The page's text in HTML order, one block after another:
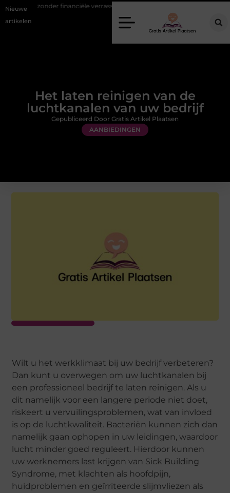
Nieuwe
artikelen
financiële verrassingen Gemiddelde tarieven van een dierenarts in
Het laten reinigen van de
luchtkanalen van uw bedrijf
AANBIEDINGEN
Gepubliceerd Door Gratis Artikel Plaatsen
Wilt u het werkklimaat bij uw bedrijf verbeteren?
Dan kunt u overwegen om uw luchtkanalen bij
een professioneel bedrijf te laten reinigen. Als u
dit namelijk voor een langere periode niet doet,
riskeert u vervuilingsproblemen, wat van invloed
is op de luchtkwaliteit. Bacteriën kunnen zich dan
namelijk gaan ophopen in uw leidingen, waardoor
lucht minder goed reguleert. Hierdoor kunnen
uw werknemers last krijgen van Sick Building
Syndrome, met klachten als hoofdpijn,
huidproblemen en geïrriteerde slijmvliezen als